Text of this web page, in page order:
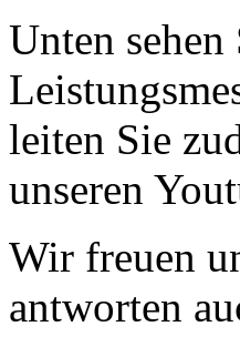
Unten
leiten Sie
unseren
Wir freuen
antworten